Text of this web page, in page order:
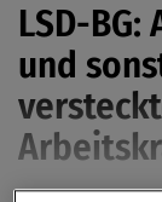
LSD-
und